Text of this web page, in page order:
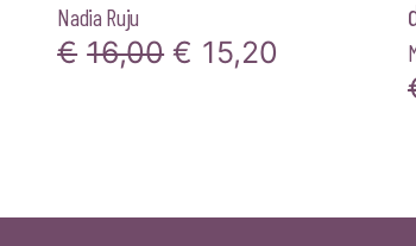
Nadia Ruju
€ 16,00 Il
€16,00.
€ 15,20
€15,20.